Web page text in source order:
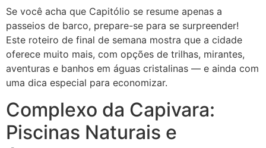
Se você acha que Capitólio se resume apenas a
passeios de barco, prepare-se para se surpreender!
Este roteiro de final de semana mostra que a cidade
oferece muito mais, com opções de trilhas, mirantes,
aventuras e banhos em águas cristalinas — e ainda com
uma dica especial para economizar.
Complexo da Capivara:
Piscinas Naturais e